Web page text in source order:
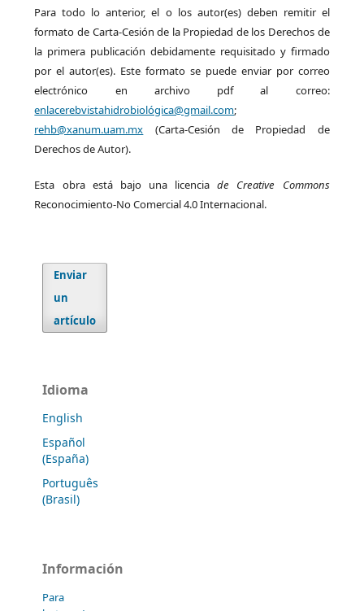
Para todo lo anterior, el o los autor(es) deben remitir el
formato de Carta-Cesión de la Propiedad de los Derechos de
la primera publicación debidamente requisitado y firmado
por el autor(es). Este formato se puede enviar por correo
electrónico en archivo pdf al correo:
enlacerebvistahidrobiológica@gmail.com;
rehb@xanum.uam.mx (Carta-Cesión de Propiedad de
Derechos de Autor).
Esta obra está bajo una licenciade Creative Commons
Reconocimiento-No Comercial 4.0 Internacional.
Enviar
un
artículo
Idioma
English
Español
(España)
Português
(Brasil)
Información
Para